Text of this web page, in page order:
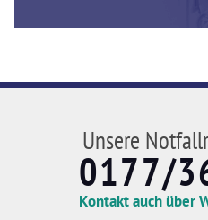
Unsere
0177/
Kontakt auch über